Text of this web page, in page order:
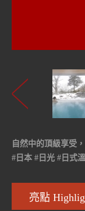
自然中的頂級享受
#日本 #日光 #日式
亮點